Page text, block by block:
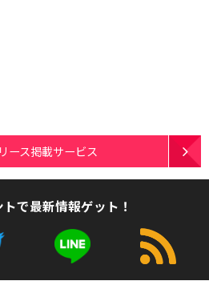
ース掲載サービス
で最新情報ゲット！